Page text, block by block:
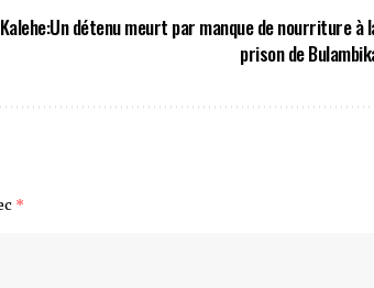
Kalehe:Un détenu meurt par manque de nourriture à
prison de
*